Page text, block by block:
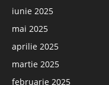
iunie 2025
mai 2025
aprilie 2025
martie 2025
februarie 2025